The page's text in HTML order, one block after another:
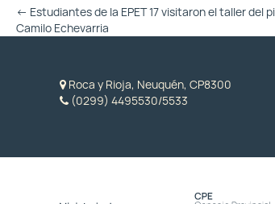
Otras
Entradas
← Estudiantes de la EPET 17 visitaron el taller del
Camilo Echevarria
Roca y Rioja, Neuquén, CP8300
(0299) 4495530/5533